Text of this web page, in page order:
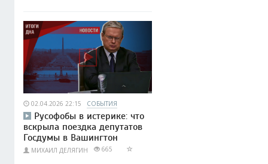
02.04.2026 22:15 СОБЫТИЯ
Русофобы в истерике: что
вскрыла поездка депутатов
Госдумы в Вашингтон
МИХАИЛ ДЕЛЯГИН 665